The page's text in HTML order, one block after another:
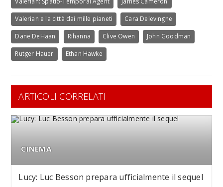
Valerian e la città dai mille pianeti Cara Delevingne
Dane DeHaan Rihanna Clive Owen John Goodman
Rutger Hauer Ethan Hawke
ARTICOLI CORRELATI
CINEMA
Lucy: Luc Besson prepara ufficialmente il sequel